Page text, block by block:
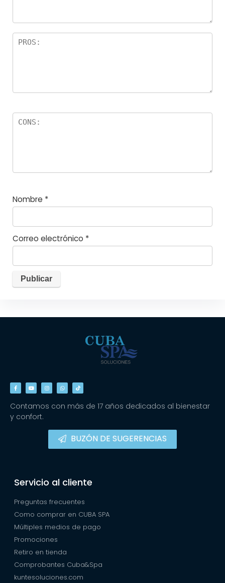
el
Nombre *
Correo electrónico *
Contamos con más de 17 años dedicados al bienestar
y confort.
BUZÓN DE SUGERENCIAS
Servicio al cliente
Preguntas frecuentes
Como comprar en CUBA SPA
Múltiples medios de pago
Promociones
Retiro en tienda
Comprobantes Cuba&Spa
kuntesoluciones.com